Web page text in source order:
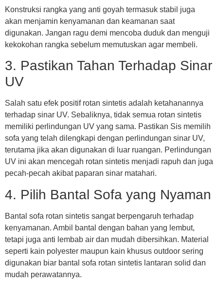
Konstruksi rangka yang anti goyah termasuk stabil juga
akan menjamin kenyamanan dan keamanan saat
digunakan. Jangan ragu demi mencoba duduk dan menguji
kekokohan rangka sebelum memutuskan agar membeli.
3. Pastikan Tahan Terhadap Sinar
UV
Salah satu efek positif rotan sintetis adalah ketahanannya
terhadap sinar UV. Sebaliknya, tidak semua rotan sintetis
memiliki perlindungan UV yang sama. Pastikan Sis memilih
sofa yang telah dilengkapi dengan perlindungan sinar UV,
terutama jika akan digunakan di luar ruangan. Perlindungan
UV ini akan mencegah rotan sintetis menjadi rapuh dan juga
pecah-pecah akibat paparan sinar matahari.
4. Pilih Bantal Sofa yang Nyaman
Bantal sofa rotan sintetis sangat berpengaruh terhadap
kenyamanan. Ambil bantal dengan bahan yang lembut,
tetapi juga anti lembab air dan mudah dibersihkan. Material
seperti kain polyester maupun kain khusus outdoor sering
digunakan biar bantal sofa rotan sintetis lantaran solid dan
mudah perawatannya.